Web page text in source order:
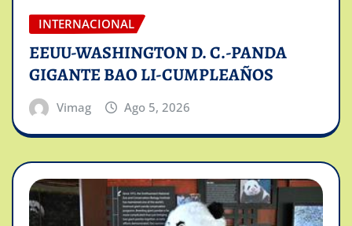
INTERNACIONAL
EEUU-WASHINGTON D. C.-PANDA
GIGANTE BAO LI-CUMPLEAÑOS
Vimag Ago 5, 2026